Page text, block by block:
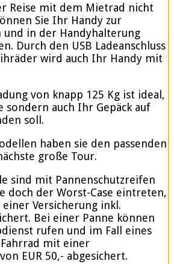
Reise mit dem Mietrad nicht
Sie Ihr Handy zur
und in der Handyhalterung
Durch den USB Ladeanschluss
wird auch Ihr Handy mit
von knapp 125 Kg ist ideal,
sondern auch Ihr Gepäck auf
soll.
haben sie den passenden
große Tour.
sind mit Pannenschutzreifen
doch der Worst-Case eintreten,
Versicherung inkl.
Bei einer Panne können
rufen und im Fall eines
mit einer
EUR 50,- abgesichert.